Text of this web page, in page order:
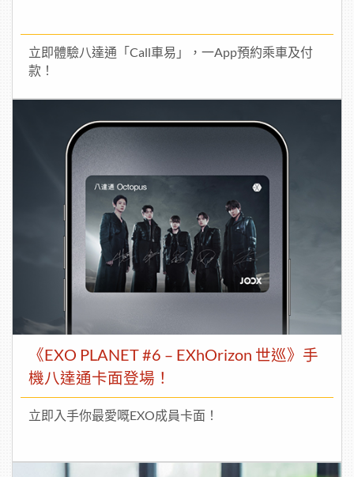
立即體驗八達通「Call車易」，一App預約乘車及付
款！
《EXO PLANET #6 – EXhOrizon 世巡》手
機八達通卡面登場！
立即入手你最愛嘅EXO成員卡面！